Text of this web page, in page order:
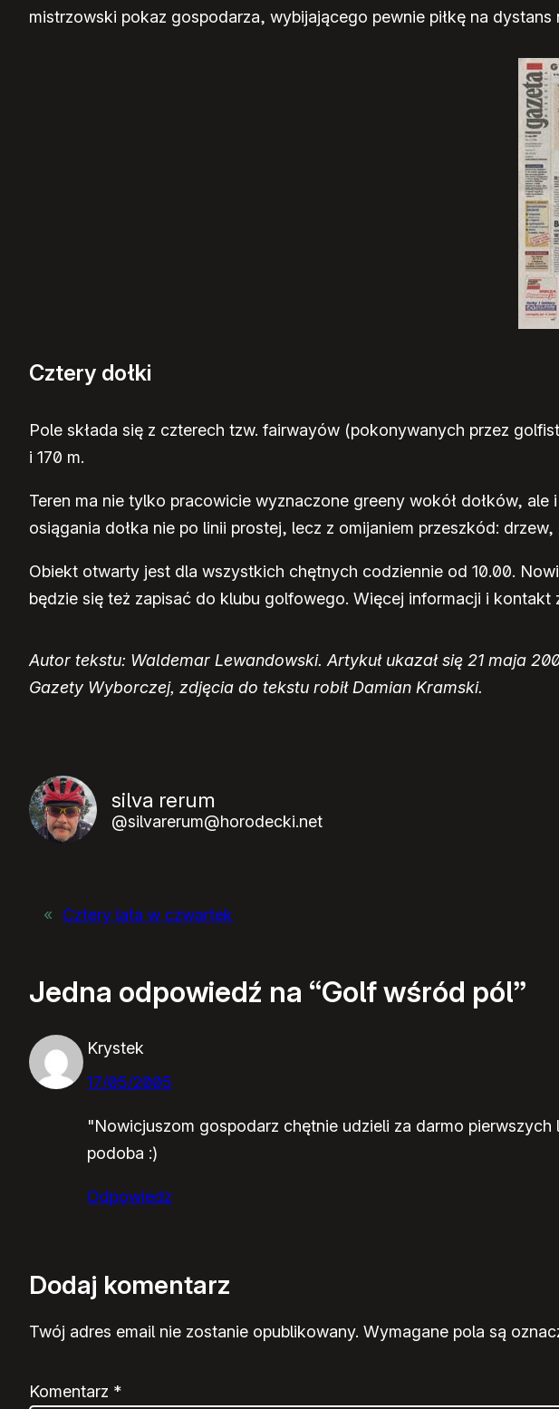
mistrzowski pokaz gospodarza, wybijającego pewnie piłkę na dystans
Cztery dołki
Pole składa się z czterech tzw. fairwayów (pokonywanych przez
i 170 m.
Teren ma nie tylko pracowicie wyznaczone greeny wokół dołków,
osiągania dołka nie po linii prostej, lecz z omijaniem przeszkód:
Obiekt otwarty jest dla wszystkich chętnych codziennie od 10.00.
będzie się też zapisać do klubu golfowego. Więcej informacji i
Autor tekstu: Waldemar Lewandowski. Artykuł ukazał się 21 maja
Gazety Wyborczej, zdjęcia do tekstu robił Damian Kramski.
silva rerum
@silvarerum@horodecki.net
« Cztery lata w czwartek
Jedna odpowiedź na “Golf wśród pól”
Krystek
17/05/2005
"Nowicjuszom gospodarz chętnie udzieli za darmo
podoba :)
Odpowiedz
Dodaj komentarz
Twój adres email nie zostanie opublikowany. Wymagane pola są
Komentarz *